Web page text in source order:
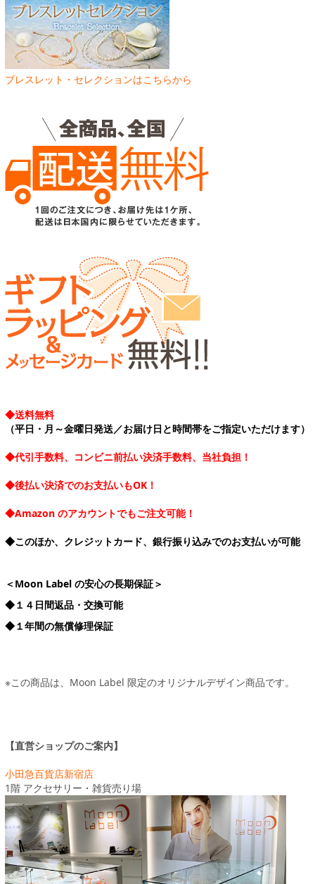
ブレスレット・セレクションはこちらから
◆送料無料
（平日・月～金曜日発送／お届け日と時間帯をご指定いただけます）
◆代引手数料、コンビニ前払い決済手数料、当社負担！
◆後払い決済でのお支払いもOK！
◆Amazon のアカウントでもご注文可能！
◆このほか、クレジットカード、銀行振り込みでのお支払いが可能
＜Moon Label の安心の長期保証＞
◆１４日間返品・交換可能
◆１年間の無償修理保証
※この商品は、Moon Label 限定のオリジナルデザイン商品です。
【直営ショップのご案内】
小田急百貨店新宿店
1階 アクセサリー・雑貨売り場